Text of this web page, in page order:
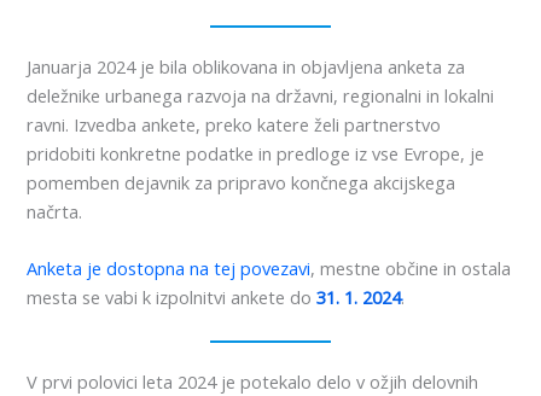
Januarja 2024 je bila oblikovana in objavljena anketa za
deležnike urbanega razvoja na državni, regionalni in lokalni
ravni. Izvedba ankete, preko katere želi partnerstvo
pridobiti konkretne podatke in predloge iz vse Evrope, je
pomemben dejavnik za pripravo končnega akcijskega
načrta.
Anketa je dostopna na tej povezavi, mestne občine in ostala
mesta se vabi k izpolnitvi ankete do31. 1. 2024.
V prvi polovici leta 2024 je potekalo delo v ožjih delovnih